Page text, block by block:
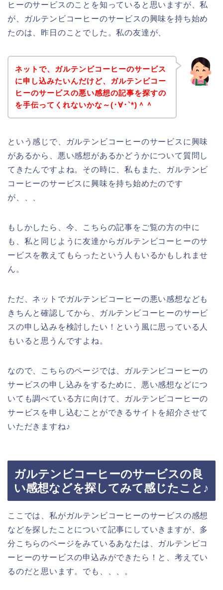
ヒーのサービスのことを知っていると思いますが、私
が、ガルテンビコーヒーのサービスの興味を持ち始め
たのは、昨日のことでした。私の友達が、
ネットで、ガルテンビコーヒーのサービス
に申し込みたいんだけど、ガルテンビコー
ヒーのサービスの悪い感想の記事を探すの
を手伝ってくれないかな～(･∀･`*)＾＾
という感じで、ガルテンビコーヒーのサービスに興味
があるから、悪い感想があるかどうかについて質問し
てきたんですよね。その時に、私もまた、ガルテンビ
コーヒーのサービスに興味を持ち始めたのです
が、、、
もしかしたら、今、こちらの記事をご覧の方の中に
も、私と同じように友達からガルテンビコーヒーのサ
ービスを教えてもらったという人もいるかもしれませ
ん。
ただ、ネットでガルテンビコーヒーの悪い感想なども
きちんと確認してから、ガルテンビコーヒーのサービ
スの申し込みを検討したい！という風に思っている人
もいると思うんですよね。
なので、こちらのページでは、ガルテンビコーヒーの
サービスの申し込みをするために、悪い感想などにつ
いても調べている方に向けて、ガルテンビコーヒーの
サービスを申し込むことができるサイトを紹介させて
いただきますね♪
ガルテンビコーヒーのサービスの良
い感想などを探してみて感じたこと♪
ここでは、私がガルテンビコーヒーのサービスの感想
などを探したことについて記事にしていきますが、多
分こちらのページをみているあなたは、ガルテンビコ
ーヒーのサービスの申込みができたら！と、考えてい
るのだと思います。でも、、、。